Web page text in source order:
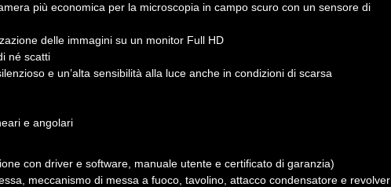
più economica per la microscopia in campo scuro con un sensore di
delle immagini su un monitor Full HD
né scatti
e un’alta sensibilità alla luce anche in condizioni di scarsa
e angolari
con driver e software, manuale utente e certificato di garanzia)
meccanismo di messa a fuoco, tavolino, attacco condensatore e revolver